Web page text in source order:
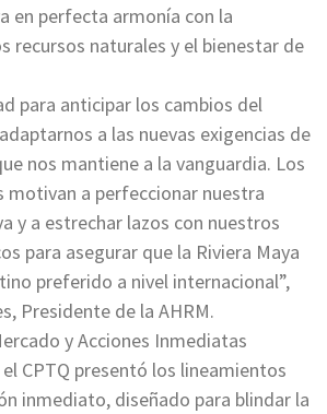
en perfecta armonía con la
recursos naturales y el bienestar de
para anticipar los cambios del
a las nuevas exigencias de
nos mantiene a la vanguardia. Los
motivan a perfeccionar nuestra
y a estrechar lazos con nuestros
para asegurar que la Riviera Maya
preferido a nivel internacional”,
Presidente de la AHRM.
y Acciones Inmediatas
CPTQ presentó los lineamientos
inmediato, diseñado para blindar la